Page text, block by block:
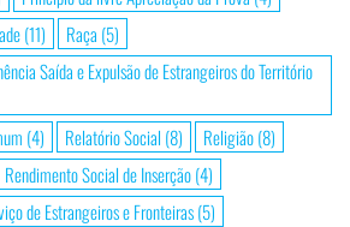
(11) Raça (5)
Saída e Expulsão de Estrangeiros do Território
(4) Relatório Social (8) Religião(8)
Rendimento Social de Inserção(4)
de Estrangeiros e Fronteiras(5)